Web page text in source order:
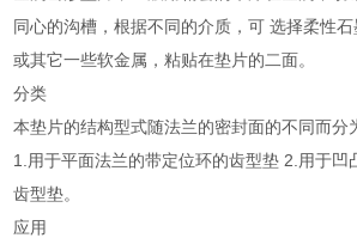
同心的沟槽，根据不同的介质，可 选择柔性
或其它一些软金属，粘贴在垫片的二面。
分类
本垫片的结构型式随法兰的密封面的不同而分
1.用于平面法兰的带定位环的齿型垫 2.用于凹
齿型垫。
应用